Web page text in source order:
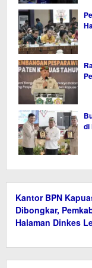
di
Kantor BPN
Dibongkar,
Halaman Dinkes